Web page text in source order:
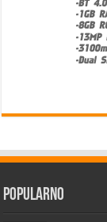
Popularno